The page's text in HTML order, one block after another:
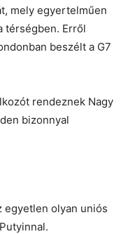
mely egyertelműen
térségben. Erről
beszélt a G7
rendeznek Nagy
bizonnyal
egyetlen olyan uniós